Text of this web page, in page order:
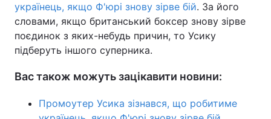
українець, якщо Ф'юрі знову зірве бій. За його
словами, якщо британський боксер знову зірве
поєдинок з яких-небудь причин, то Усику
підберуть іншого суперника.
Вас також можуть зацікавити новини:
Промоутер Усика зізнався, що робитиме